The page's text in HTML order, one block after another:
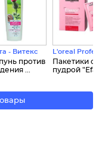
- Витекс
против
...
L'oreal
Пакетики с
пудрой